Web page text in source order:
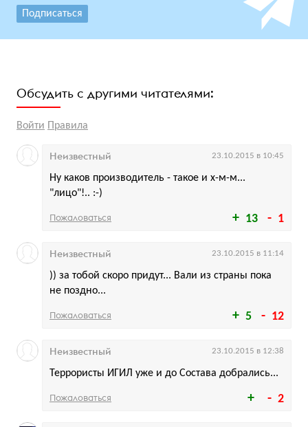
Подписаться
Обсудить с другими читателями:
Войти Правила
13 1
Ну каков производитель - такое и х-м-м...
"лицо"!.. :-)
Неизвестный 23.10.2015 в 10:45
Пожаловаться
5 12
)) за тобой скоро придут... Вали из страны пока
не поздно...
Неизвестный 23.10.2015 в 11:14
Пожаловаться
2
Террористы ИГИЛ уже и до Состава добрались...
Неизвестный 23.10.2015 в 12:38
Пожаловаться